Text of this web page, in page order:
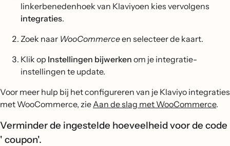
linkerbenedenhoek van Klaviyoen kies vervolgens
integraties.
Zoek naar WooCommerceen selecteer de kaart.
Klik op Instellingen bijwerken om je integratie-
instellingen te update.
Voor meer hulp bij het configureren van je Klaviyo integraties
met WooCommerce, zie Aan de slag met WooCommerce.
Verminder de ingestelde hoeveelheid voor de code
' coupon'.